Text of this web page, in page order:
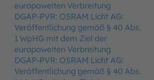
europaweiten Verbreitung
DGAP-PVR: OSRAM Licht AG:
Veröffentlichung gemäß § 40 Abs.
1 WpHG mit dem Ziel der
europaweiten Verbreitung
DGAP-PVR: OSRAM Licht AG:
Veröffentlichung gemäß § 40 Abs.